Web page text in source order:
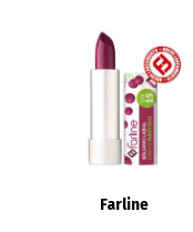
Farline